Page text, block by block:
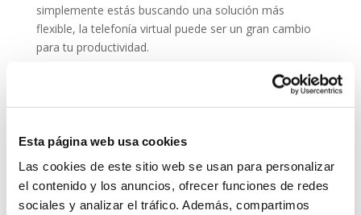
Esta página web usa cookies
Las cookies de este sitio web se usan para personalizar
el contenido y los anuncios, ofrecer funciones de redes
sociales y analizar el tráfico. Además, compartimos
simplemente estás buscando una solución más
flexible, la telefonía virtual puede ser un gran cambio
para tu productividad.
Recuerda que comunicarte bien es parte esencial de
campaña online.
System Network, tu operadora de telefonía
virtual en España
DesdeTelefonía VirtualNetwork, os invitamos a